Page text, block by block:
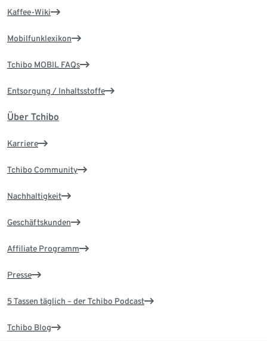
Kaffee-Wiki
Mobilfunklexikon
Tchibo MOBIL FAQs
Entsorgung / Inhaltsstoffe
Über Tchibo
Karriere
Tchibo Community
Nachhaltigkeit
Geschäftskunden
Affiliate Programm
Presse
5 Tassen täglich – der Tchibo Podcast
Tchibo Blog